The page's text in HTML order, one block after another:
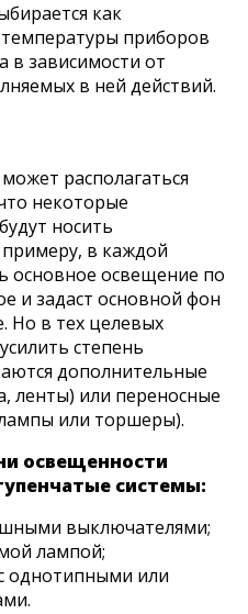
как
приборов
в зависимости от
в ней действий.
располагаться
некоторые
носить
в каждой
основное освещение по
и задаст основной фон
Но в тех целевых
степень
дополнительные
ленты) или переносные
или торшеры).
освещенности
системы:
выключателями;
лампой;
однотипными или